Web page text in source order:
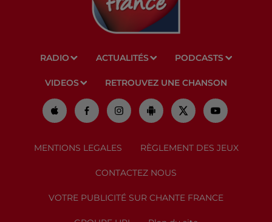
RADIO ACTUALITÉS PODCASTS
VIDEOS RETROUVEZ UNE CHANSON
MENTIONS LEGALES RÈGLEMENT DES JEUX
CONTACTEZ NOUS
VOTRE PUBLICITÉ SUR CHANTE FRANCE